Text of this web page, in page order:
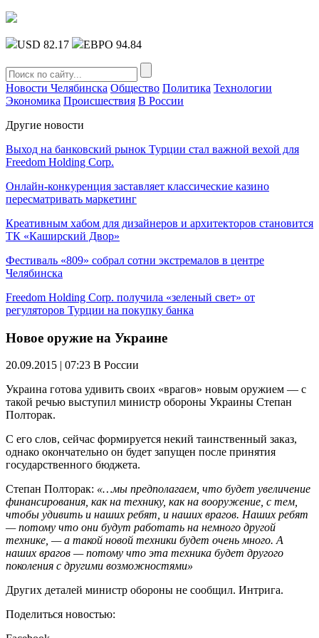
USD 82.17 ЕВРО 94.84
Новости Челябинска Общество Политика Технологии
Экономика Происшествия В России
Другие новости
Выход на банковский рынок Турции стал важной вехой для
Freedom Holding Corp.
Онлайн-конкуренция заставляет классические казино
пересматривать маркетинг
Креативным хабом для дизайнеров и архитекторов становится
ТК «Каширский Двор»
Фестиваль «809» собрал сотни экстремалов в центре
Челябинска
Freedom Holding Corp. получила «зеленый свет» от
регуляторов Турции на покупку банка
Новое оружие на Украине
20.09.2015 | 07:23 В России
Украина готова удивить своих «врагов» новым оружием — с
такой речью выступил министр обороны Украины Степан
Полторак.
С его слов, сейчас формируется некий таинственный заказ,
однако окончательно он будет запущен после принятия
государственного бюджета.
Степан Полторак: «…мы предполагаем, что будет увеличение
финансирования, как на технику, как на вооружение, с тем,
чтобы удивить и наших ребят, и наших врагов. Наших ребят
— потому что они будут работать на немного другой
технике, — а такой новой техники будет очень много. А
наших врагов — потому что эта техника будет другого
поколения с другими возможностями»
Других деталей министр обороны не сообщил. Интрига.
Поделиться новостью: